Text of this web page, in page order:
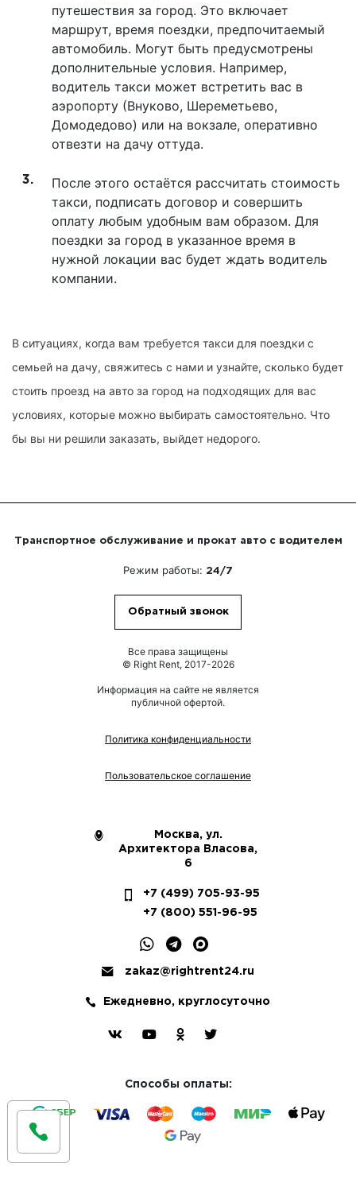
путешествия за город. Это включает
маршрут, время поездки, предпочитаемый
автомобиль. Могут быть предусмотрены
дополнительные условия. Например,
водитель такси может встретить вас в
аэропорту (Внуково, Шереметьево,
Домодедово) или на вокзале, оперативно
отвезти на дачу оттуда.
После этого остаётся рассчитать стоимость
такси, подписать договор и совершить
оплату любым удобным вам образом. Для
поездки за город в указанное время в
нужной локации вас будет ждать водитель
компании.
В ситуациях, когда вам требуется такси для поездки с
семьей на дачу, свяжитесь с нами и узнайте, сколько будет
стоить проезд на авто за город на подходящих для вас
условиях, которые можно выбирать самостоятельно. Что
бы вы ни решили заказать, выйдет недорого.
Транспортное обслуживание и прокат авто с водителем
Режим работы: 24/7
Обратный звонок
Все права защищены
© Right Rent, 2017-2026
Информация на сайте не является
публичной офертой.
Политика конфиденциальности
Пользовательское соглашение
Москва, ул.
Архитектора Власова,
6
+7 (499) 705-93-95
+7 (800) 551-96-95
zakaz@rightrent24.ru
Ежедневно, круглосуточно
Способы оплаты: